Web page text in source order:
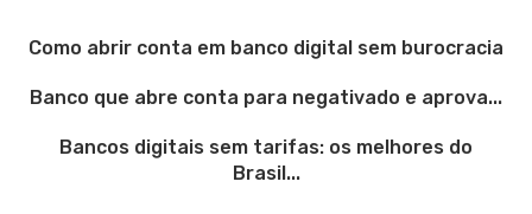
Como abrir conta em banco digital sem burocracia
Banco que abre conta para negativado e aprova...
Bancos digitais sem tarifas: os melhores do
Brasil...